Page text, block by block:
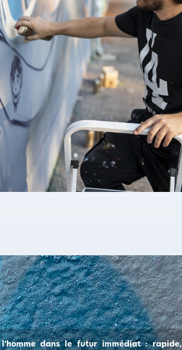
dans le futur immédiat : rapide,